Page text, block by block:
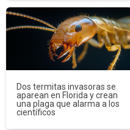
Dos termitas invasoras se
aparean en Florida y crean
una plaga que alarma a los
científicos